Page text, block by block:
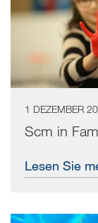
1 DEZEMBER
Scm in
Lesen Sie